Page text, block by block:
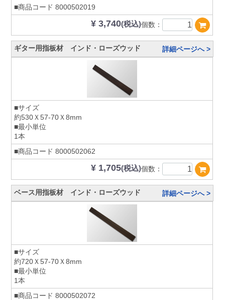
■商品コード 8000502019
¥ 3,740(税込)個数：
ギター用指板材 インド・ローズウッド 詳細ページへ >
■サイズ
約530Ｘ57-70Ｘ8mm
■最小単位
1本
■商品コード 8000502062
¥ 1,705(税込)個数：
ベース用指板材 インド・ローズウッド 詳細ページへ >
■サイズ
約720Ｘ57-70Ｘ8mm
■最小単位
1本
■商品コード 8000502072